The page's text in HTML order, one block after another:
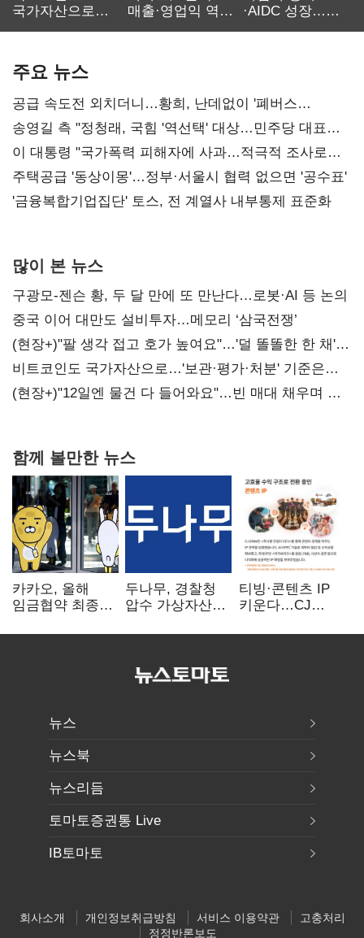
국가자산으로…'
매출·영업익 역대
·AIDC 성장…
주요 뉴스
공급 속도전 외치더니…황희, 난데없이 '폐버스
리모델링' 제안
송영길 측 "정청래, 국힘 '역선택' 대상…민주당 대표로
총선 지휘 못해"
이 대통령 "국가폭력 피해자에 사과…적극적 조사로
진실 밝혀야"
주택공급 '동상이몽'…정부·서울시 협력 없으면 '공수표'
'금융복합기업집단' 토스, 전 계열사 내부통제 표준화
많이 본 뉴스
구광모-젠슨 황, 두 달 만에 또 만난다…로봇·AI 등 논의
중국 이어 대만도 설비투자…메모리 ‘삼국전쟁’
(현장+)"팔 생각 접고 호가 높여요"…'덜 똘똘한 한 채'
20억 키맞추기
비트코인도 국가자산으로…'보관·평가·처분' 기준은
숙제
(현장+)"12일엔 물건 다 들어와요"…빈 매대 채우며 문
함께 볼만한 뉴스
카카오, 올해
임금협약 최종
인상·격려금
두나무, 경찰청
압수 가상자산
커스터디 사업
티빙·콘텐츠 IP
키운다…CJ
글로벌 확장 가속
뉴스
뉴스북
뉴스리듬
토마토증권통 Live
IB토마토
회사소개 개인정보취급방침 서비스 이용약관
고충처리
정정반론보도